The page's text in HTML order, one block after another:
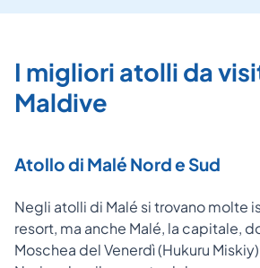
I migliori atolli da
Maldive
Atollo di Malé Nord e Sud
Negli atolli di Malé si trovano molte
resort, ma anche Malé, la capitale,
Moschea del Venerdì (Hukuru